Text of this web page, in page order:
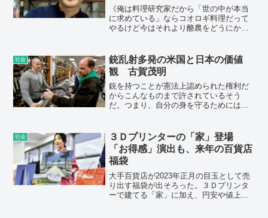
にかして」と反応
《俺は料理研究家だから「世の中が本当
に求めている」ならコオロギ料理だって
やるけど今はそれより酪農をどうにかし
レシピより至高の牛乳レシピ作るし食べ
てほしいし世の中もそれを求めてほし
い》
社会
銃乱射多発の米国と日本の価値
観 古賀茂明
銃を持つことが憲法上認められた権利だ
からこんなものまで許されているそう
だ。つまり、自分の身を守るためには、
も私はそんな「価値観」は共有できな
い。
社会
３Ｄプリンターの「家」登場
「お得感」演出も、来年の百貨店
福袋
大手百貨店が2023年正月の目玉として売
り出す福袋が出そろった。３Ｄプリンタ
ーで建てる「家」に加え、円安や値上げ